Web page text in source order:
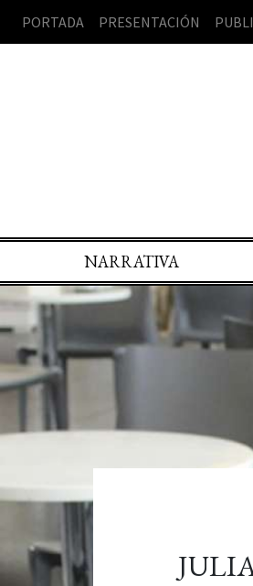
PORTADA PRESENTACIÓN
NARRATIVA